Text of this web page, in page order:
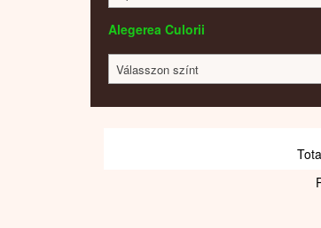
Alegerea Culorii
Válasszon színt